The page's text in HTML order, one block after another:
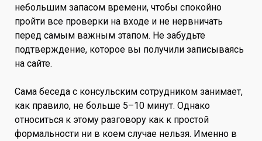
небольшим запасом времени, чтобы спокойно
пройти все проверки на входе и не нервничать
перед самым важным этапом. Не забудьте
подтверждение, которое вы получили записываясь
на сайте.
Сама беседа с консульским сотрудником занимает,
как правило, не больше 5–10 минут. Однако
относиться к этому разговору как к простой
формальности ни в коем случае нельзя. Именно в